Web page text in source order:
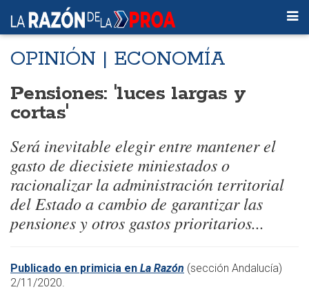
OPINIÓN | ECONOMÍA
Pensiones: 'luces largas y
cortas'
Será inevitable elegir entre mantener el
gasto de diecisiete miniestados o
racionalizar la administración territorial
del Estado a cambio de garantizar las
pensiones y otros gastos prioritarios...
Publicado en primicia en La Razón (sección Andalucía)
2/11/2020.​